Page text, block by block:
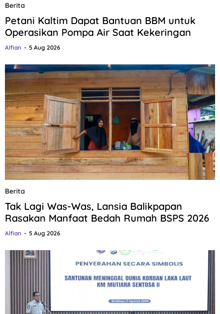
Berita
Petani Kaltim Dapat Bantuan BBM untuk
Operasikan Pompa Air Saat Kekeringan
Alfian 5 Aug 2026
Berita
Tak Lagi Was-Was, Lansia Balikpapan
Rasakan Manfaat Bedah Rumah BSPS 2026
Alfian 5 Aug 2026